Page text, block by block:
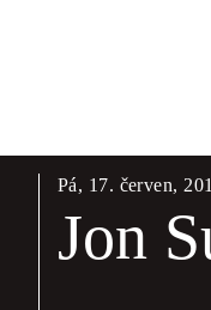
Pá, 17. červen,
Jon
17. –